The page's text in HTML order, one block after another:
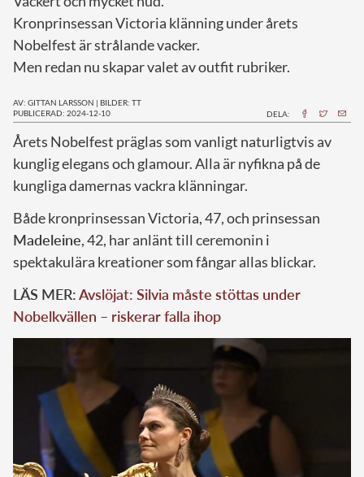
Kronprinsessan Victoria klänning under årets
Nobelfest är strålande vacker.
Men redan nu skapar valet av outfit rubriker.
AV: GITTAN LARSSON | BILDER: TT
PUBLICERAD: 2024-12-10
DELA:
Årets Nobelfest präglas som vanligt naturligtvis av
kunglig elegans och glamour. Alla är nyfikna på de
kungliga damernas vackra klänningar.
Både kronprinsessan Victoria, 47, och prinsessan
Madeleine, 42, har anlänt till ceremonin i
spektakulära kreationer som fångar allas blickar.
LÄS MER:Avslöjat: Silvia måste stöttas under
Nobelkvällen – riskerar falla ihop